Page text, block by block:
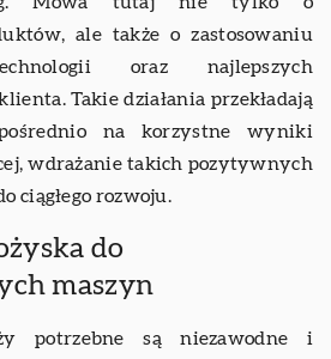
ale także o zastosowaniu
oraz najlepszych
Takie działania przekładają
na korzystne wyniki
wdrażanie takich pozytywnych
ciągłego rozwoju.
do
maszyn
potrzebne są niezawodne i